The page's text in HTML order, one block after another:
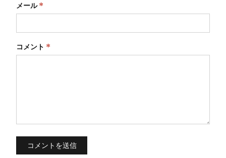
メール*
コメント *
コメントを送信